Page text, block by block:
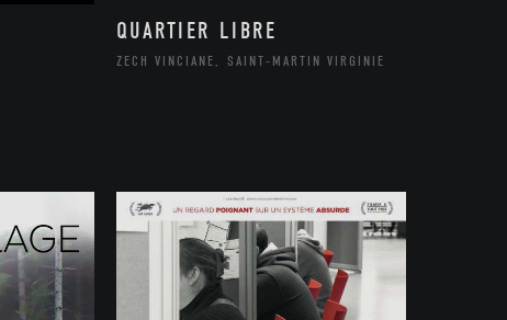
QUARTIER LIBRE
ZECH VINCIANE, SAINT-MARTIN VIRGINIE